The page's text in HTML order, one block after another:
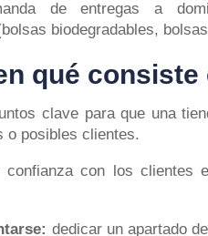
de entregas a
biodegradables,
qué
clave para que una
o posibles clientes.
confianza con los clientes
dedicar un apartado